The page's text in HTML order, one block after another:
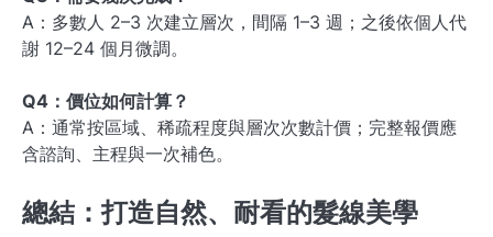
A：多數人 2–3 次建立層次，間隔 1–3 週；之後依個人代
謝 12–24 個月微調。
Q4：價位如何計算？
A：通常按區域、稀疏程度與層次次數計價；完整報價應
含諮詢、主程與一次補色。
總結：打造自然、耐看的髮線美學